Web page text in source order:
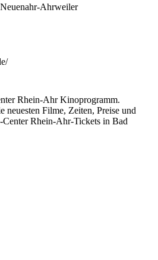
Ahrweiler
Rhein-Ahr Kinoprogramm.
neuesten Filme, Zeiten, Preise und
Rhein-Ahr-Tickets in Bad